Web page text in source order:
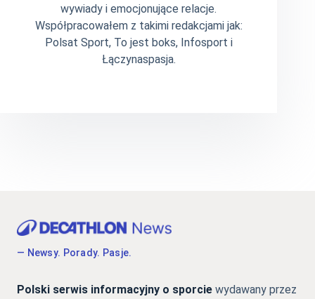
wywiady i emocjonujące relacje.
Współpracowałem z takimi redakcjami jak:
Polsat Sport, To jest boks, Infosport i
Łączynaspasja.
— Newsy. Porady. Pasje.
Polski serwis informacyjny o sporcie wydawany przez